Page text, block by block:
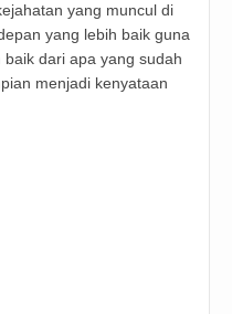
yang muncul di
yang lebih baik guna
dari apa yang sudah
menjadi kenyataan